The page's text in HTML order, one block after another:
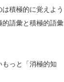
積極的に覚えよう
的語彙と積極的語彙
っと「消極的知